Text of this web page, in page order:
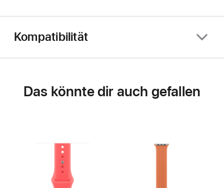
Kompatibilität
Das könnte dir auch gefallen